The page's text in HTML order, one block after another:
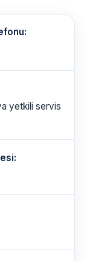
yetkili servis